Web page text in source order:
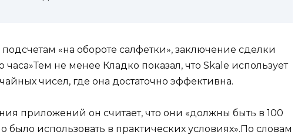
подсчетам «на обороте салфетки», заключение сделки
не менее Кладко показал, что Skale использует
чисел, где она достаточно эффективна.
приложений он считает, что они «должны быть в 100
было использовать в практических условиях».По словам